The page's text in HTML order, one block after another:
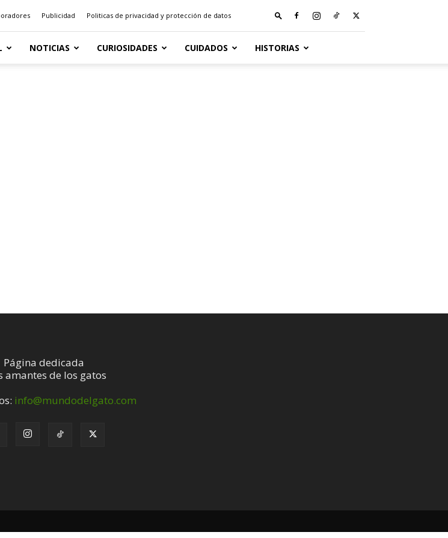
Publicidad Politicas de privacidad y protección de datos
NOTICIAS CURIOSIDADES CUIDADOS HISTORIAS
Página dedicada
amantes de los gatos
info@mundodelgato.com